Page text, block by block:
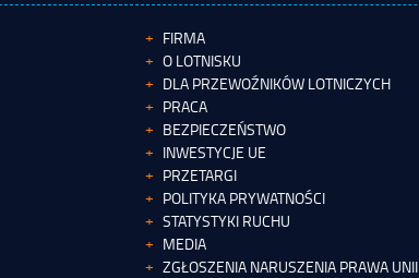
FIRMA
O LOTNISKU
DLA PRZEWOŹNIKÓW LOTNICZYCH
PRACA
BEZPIECZEŃSTWO
INWESTYCJE UE
PRZETARGI
POLITYKA PRYWATNOŚCI
STATYSTYKI RUCHU
MEDIA
ZGŁOSZENIA NARUSZENIA PRAWA UNII